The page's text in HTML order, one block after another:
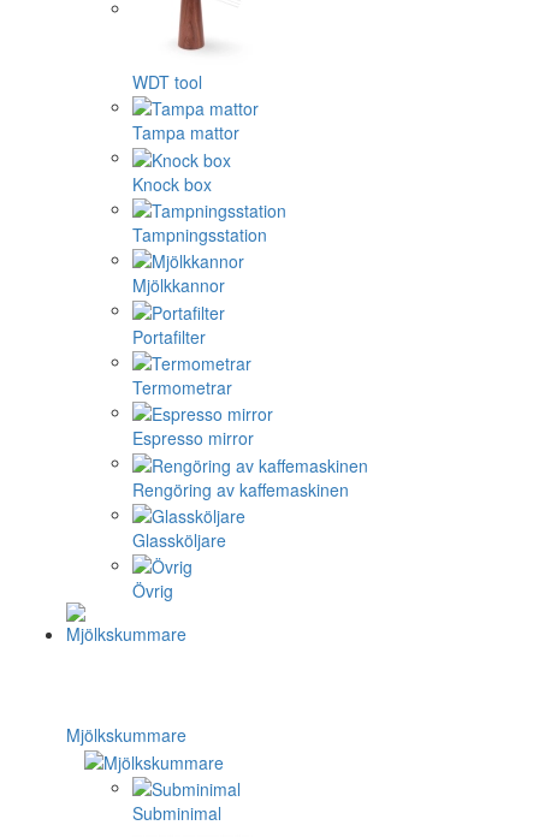
WDT tool
Tampa mattor
Knock box
Tampningsstation
Mjölkkannor
Portafilter
Termometrar
Espresso mirror
Rengöring av kaffemaskinen
Glassköljare
Övrig
Mjölkskummare
Subminimal